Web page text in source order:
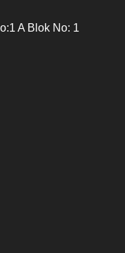
A Blok No: 1